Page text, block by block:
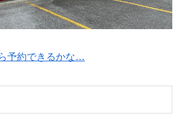
予約できるかな…